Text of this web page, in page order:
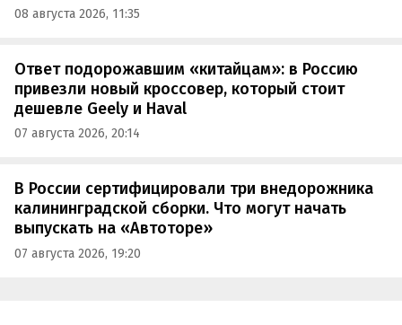
08 августа 2026, 11:35
Ответ подорожавшим «китайцам»: в Россию
привезли новый кроссовер, который стоит
дешевле Geely и Haval
07 августа 2026, 20:14
В России сертифицировали три внедорожника
калининградской сборки. Что могут начать
выпускать на «Автоторе»
07 августа 2026, 19:20